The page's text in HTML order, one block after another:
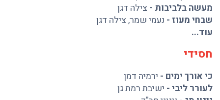
מעשה בלביבות -צילה דגן
שבחי מעוז - נעמי שמר,צילה דגן
עוד...
חסידי
כי אורך ימים - ירמיה דמן
לעורר ליבי- ישיבת רמת גן